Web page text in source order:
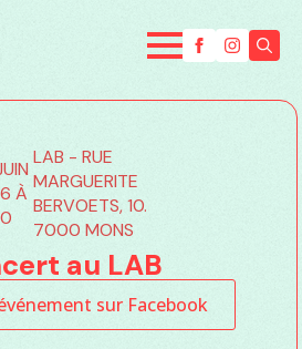
for:
À
LAB - RUE
MARGUERITE
BERVOETS, 10.
7000 MONS
au LAB
sur Facebook